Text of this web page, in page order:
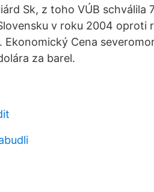
Sk, z toho VÚB schválila
v roku 2004 oproti
Cena
za barel.